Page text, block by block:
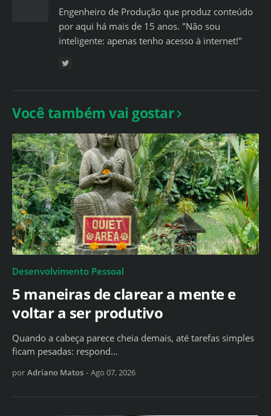
Engenheiro de Produção que produz conteúdo
por aqui há mais de 15 anos. "Não sou
inteligente: apenas tenho acesso à internet!"
Você também vai gostar
Desenvolvimento Pessoal
5 maneiras de clarear a mente e
voltar a ser produtivo
Quando a cabeça parece cheia demais, até tarefas simples
ficam pesadas: respond…
por Adriano Matos - Ago 07, 2026